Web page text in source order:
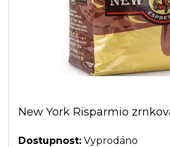
New York Risparmio
Dostupnost: Vyprodáno